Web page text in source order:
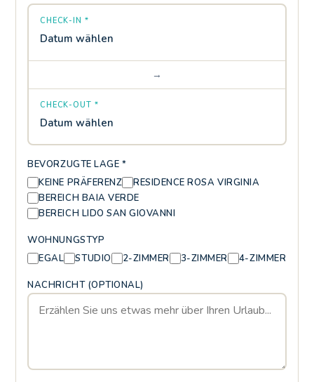
CHECK-IN *
Datum wählen
→
CHECK-OUT *
Datum wählen
BEVORZUGTE LAGE *
KEINE PRÄFERENZ
RESIDENCE ROSA VIRGINIA
BEREICH BAIA VERDE
BEREICH LIDO SAN GIOVANNI
WOHNUNGSTYP
EGAL
STUDIO 2-ZIMMER 3-ZIMMER 4-ZIMMER
NACHRICHT (OPTIONAL)